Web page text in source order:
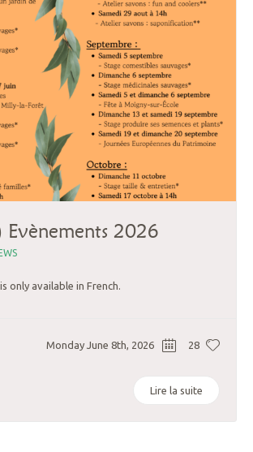
Evènements 2026
only available in French.
Monday June 8th, 2026 28
Lire la suite